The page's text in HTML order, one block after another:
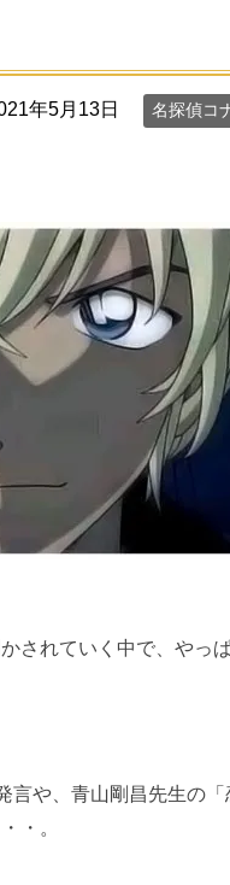
年5月13日 名探偵コ
されていく中で、やっ
言や、青山剛昌先生の
・。